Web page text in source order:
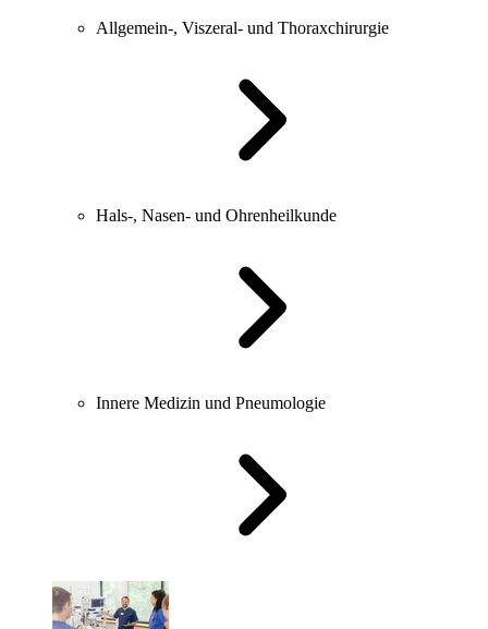
Allgemein-, Viszeral- und Thoraxchirurgie
Hals-, Nasen- und Ohrenheilkunde
Innere Medizin und Pneumologie